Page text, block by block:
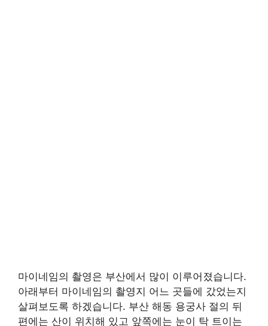
마이네임의 촬영은 부산에서 많이 이루어졌습니다.
아래부터 마이네임의 촬영지 어느 곳들에 갔었는지
살펴보도록 하겠습니다. 부산 해동 용궁사 절의 뒤
편에는 산이 위치해 있고 앞쪽에는 눈이 탁 트이는